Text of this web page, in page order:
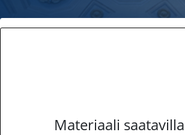
Materiaali